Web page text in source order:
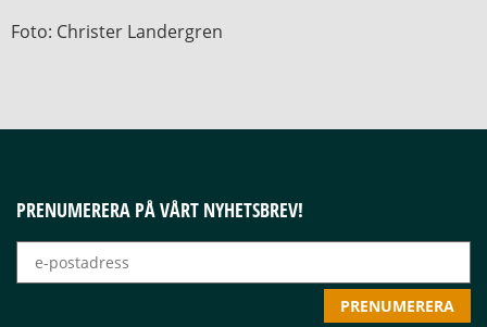
Foto: Christer Landergren
PRENUMERERA PÅ VÅRT NYHETSBREV!